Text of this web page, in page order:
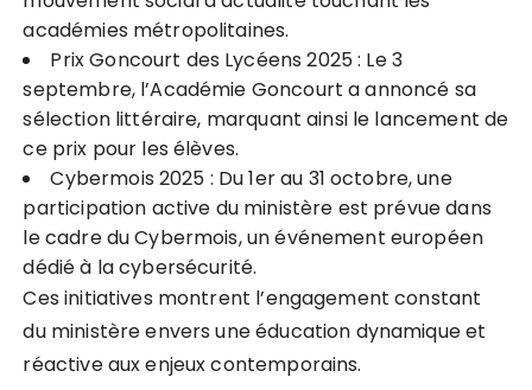
académies métropolitaines.
Prix Goncourt des Lycéens 2025 : Le 3
septembre, l’Académie Goncourt a annoncé sa
sélection littéraire, marquant ainsi le lancement de
ce prix pour les élèves.
Cybermois 2025 : Du 1er au 31 octobre, une
participation active du ministère est prévue dans
le cadre du Cybermois, un événement européen
dédié à la cybersécurité.
Ces initiatives montrent l’engagement constant
du ministère envers une éducation dynamique et
réactive aux enjeux contemporains.